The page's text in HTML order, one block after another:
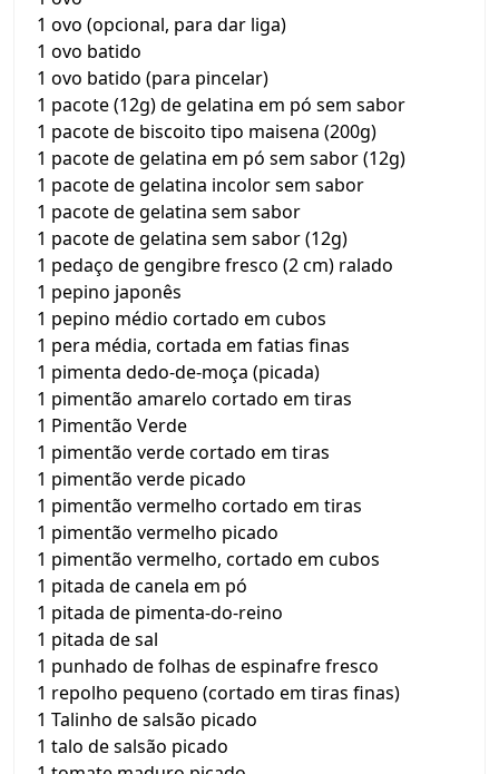
1 ovo (opcional, para dar liga)
1 ovo batido
1 ovo batido (para pincelar)
1 pacote (12g) de gelatina em pó sem sabor
1 pacote de biscoito tipo maisena (200g)
1 pacote de gelatina em pó sem sabor (12g)
1 pacote de gelatina incolor sem sabor
1 pacote de gelatina sem sabor
1 pacote de gelatina sem sabor (12g)
1 pedaço de gengibre fresco (2 cm) ralado
1 pepino japonês
1 pepino médio cortado em cubos
1 pera média, cortada em fatias finas
1 pimenta dedo-de-moça (picada)
1 pimentão amarelo cortado em tiras
1 Pimentão Verde
1 pimentão verde cortado em tiras
1 pimentão verde picado
1 pimentão vermelho cortado em tiras
1 pimentão vermelho picado
1 pimentão vermelho, cortado em cubos
1 pitada de canela em pó
1 pitada de pimenta-do-reino
1 pitada de sal
1 punhado de folhas de espinafre fresco
1 repolho pequeno (cortado em tiras finas)
1 Talinho de salsão picado
1 talo de salsão picado